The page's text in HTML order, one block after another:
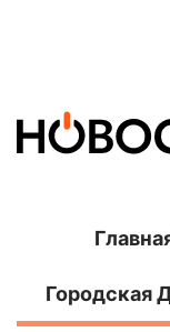
Городская